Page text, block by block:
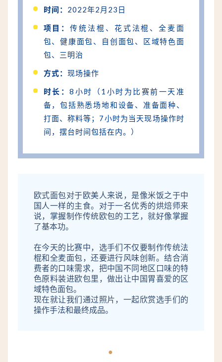
抖音直播通道
时间： 2022年2月23日
项目：传统法棍、花式法棍、全麦面
包、健康面包、自创面包、区域特色面
包、三明治
方式： 现场操作
时长：8小时（1小时为比赛前一天准
备，包括熟悉场地和设备、准备面种、
打面、称料等；7小时为当天现场操作时
间，摆台时间包括在内。）
欧式面包对于欧美人来说，是像米饭之于中
国人一样的主食。对于一名优秀的烘焙师来
说，掌握制作传统欧包的工艺，就好像掌握
了基本功。
在今天的比赛中，选手们不仅要制作传统法
棍和全麦面包，还要进行风味创新。结合消
费者的口味需求，把中国不同地区口味的特
色原料装进欧包里，做出让中国胃喜爱的区
域特色面包。
现在就让我们通过照片，一起欣赏选手们的
操作手法和最终成品。
●